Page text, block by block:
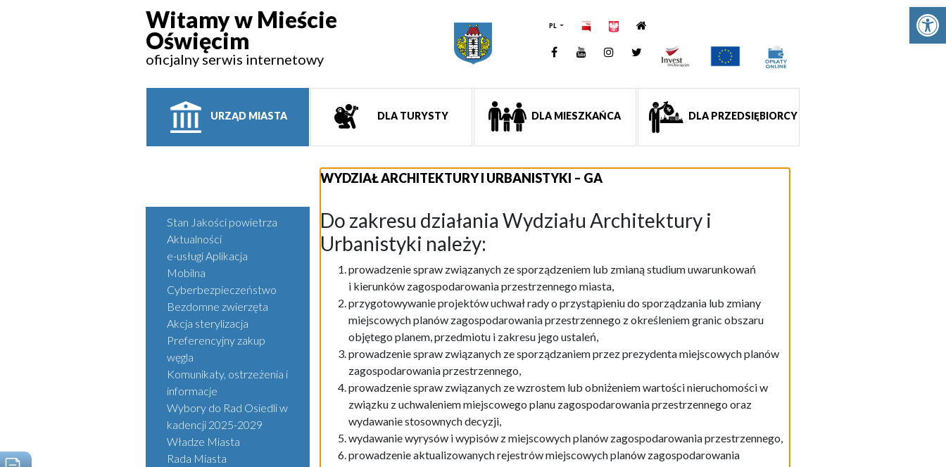
Witamy w Mieście
Oświęcim
oficjalny serwis internetowy
PL
FacebookYouTUbeInstagramTwitter
DLA TURYSTY DLA MIESZKAŃCA DLA PRZEDSIĘBIORCY
URZĄD MIASTA
Stan Jakości powietrza
Aktualności
e-usługi Aplikacja
Mobilna
Cyberbezpieczeństwo
Bezdomne zwierzęta
Akcja sterylizacja
Preferencyjny zakup
węgla
Komunikaty, ostrzeżenia i
informacje
Wybory do Rad Osiedli w
kadencji 2025-2029
Władze Miasta
Rada Miasta
WYDZIAŁ ARCHITEKTURY I URBANISTYKI – GA
Do zakresu działania Wydziału Architektury i
Urbanistyki należy:
prowadzenie spraw związanych ze sporządzeniem lub zmianą studium uwarunkowań
i kierunków zagospodarowania przestrzennego miasta,
przygotowywanie projektów uchwał rady o przystąpieniu do sporządzania lub zmiany
miejscowych planów zagospodarowania przestrzennego z określeniem granic obszaru
objętego planem, przedmiotu i zakresu jego ustaleń,
prowadzenie spraw związanych ze sporządzaniem przez prezydenta miejscowych planów
zagospodarowania przestrzennego,
prowadzenie spraw związanych ze wzrostem lub obniżeniem wartości nieruchomości w
związku z uchwaleniem miejscowego planu zagospodarowania przestrzennego oraz
wydawanie stosownych decyzji,
wydawanie wyrysów i wypisów z miejscowych planów zagospodarowania przestrzennego,
prowadzenie aktualizowanych rejestrów miejscowych planów zagospodarowania